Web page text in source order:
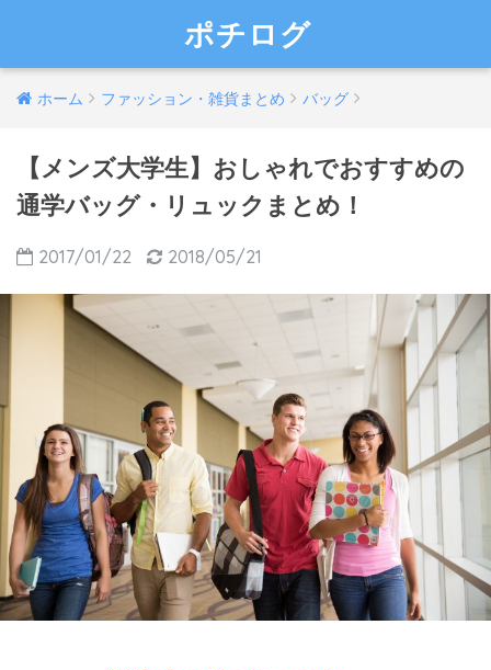
ポチログ
ホーム ファッション・雑貨まとめ バッグ
【メンズ大学生】おしゃれでおすすめの
通学バッグ・リュックまとめ！
2017/01/22 2018/05/21